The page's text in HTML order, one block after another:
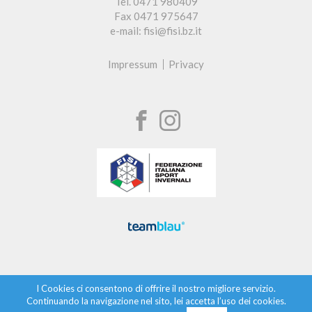
Fax 0471 975647
e-mail: fisi@fisi.bz.it
Impressum Privacy
I Cookies ci consentono di offrire il nostro migliore servizio.
Continuando la navigazione nel sito, lei accetta l’uso dei cookies.